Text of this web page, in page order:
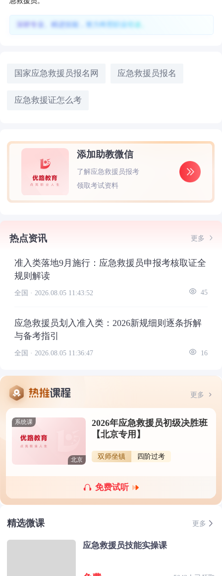
深耕专业、精进技能，努力终照职业坦途。
国家应急救援员报名网 应急救援员报名
应急救援证怎么考
添加助教微信
了解应急救援员报考
领取考试资料
热点资讯 更多
准入类落地9月施行：应急救援员申报考核取证全
规则解读
全国 · 2026.08.05 11:43:52 45
应急救援员划入准入类：2026新规细则逐条拆解
与备考指引
全国 · 2026.08.05 11:36:47 16
更多
系统课
北京
2026年应急救援员初级决胜班
【北京专用】
双师坐镇 四阶过考
免费试听
精选微课 更多
应急救援员技能实操课